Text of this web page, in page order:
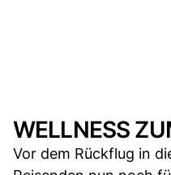
WELLNESS
Vor dem Rückflug in